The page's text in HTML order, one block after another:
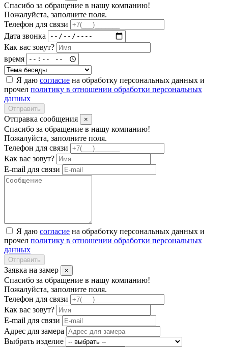
Спасибо за обращение в нашу компанию!
Пожалуйста, заполните поля.
Телефон для связи
Дата звонка
Как вас зовут?
время
Я даю согласие на обработку персональных данных и
прочел политику в отношении обработки персональных
данных
Отправить
Отправка сообщения ×
Спасибо за обращение в нашу компанию!
Пожалуйста, заполните поля.
Телефон для связи
Как вас зовут?
E-mail для связи
Я даю согласие на обработку персональных данных и
прочел политику в отношении обработки персональных
данных
Отправить
Заявка на замер ×
Спасибо за обращение в нашу компанию!
Пожалуйста, заполните поля.
Телефон для связи
Как вас зовут?
E-mail для связи
Адрес для замера
Выбрать изделие